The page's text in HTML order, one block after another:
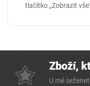
tlačítko „Zobrazit
Zboží,
U mě